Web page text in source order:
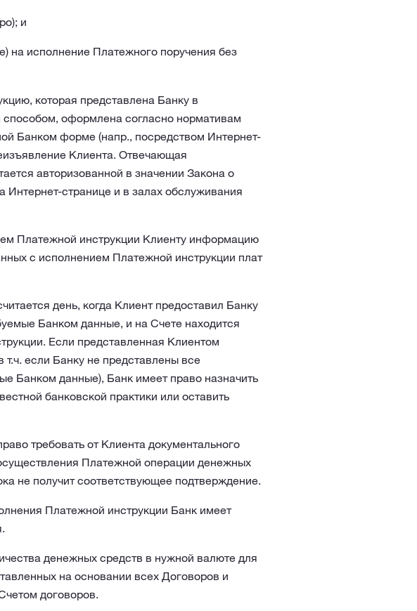
и
на исполнение Платежного поручения без
которая представлена Банку в
оформлена согласно нормативам
Банком форме (напр., посредством Интернет-
Клиента. Отвечающая
авторизованной в значении Закона о
странице и в залах обслуживания
Платежной инструкции Клиенту информацию
с исполнением Платежной инструкции плат
день, когда Клиент предоставил Банку
Банком данные, и на Счете находится
Если представленная Клиентом
если Банку не представлены все
Банком данные), Банк имеет право назначить
банковской практики или оставить
требовать от Клиента документального
Платежной операции денежных
не получит соответствующее подтверждение.
Платежной инструкции Банк имеет
денежных средств в нужной валюте для
на основании всех Договоров и
договоров.